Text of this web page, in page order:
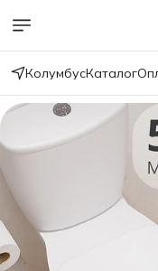
КолумбусКаталог